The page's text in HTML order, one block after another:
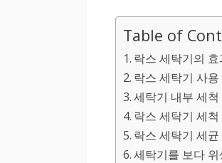
Table of
락스 세탁기의
락스 세탁기 사
세탁기 내부 세척
락스 세탁기 세
락스 세탁기 세
세탁기를 보다